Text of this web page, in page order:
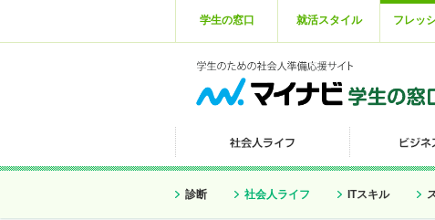
学生の窓口 就活スタイル フレッ
診断 社会人ライフ ITスキル